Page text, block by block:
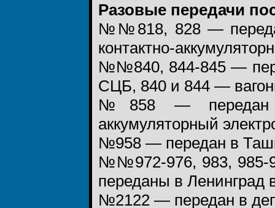
Разовые передачи
№№818, 828 —
контактно-
№№840, 844-845 —
СЦБ, 840 и 844 —
№858 — передан
аккумуляторный
№958 — передан в
№№972-976, 983, 985-
переданы в Ленинград
№2122 — передан в